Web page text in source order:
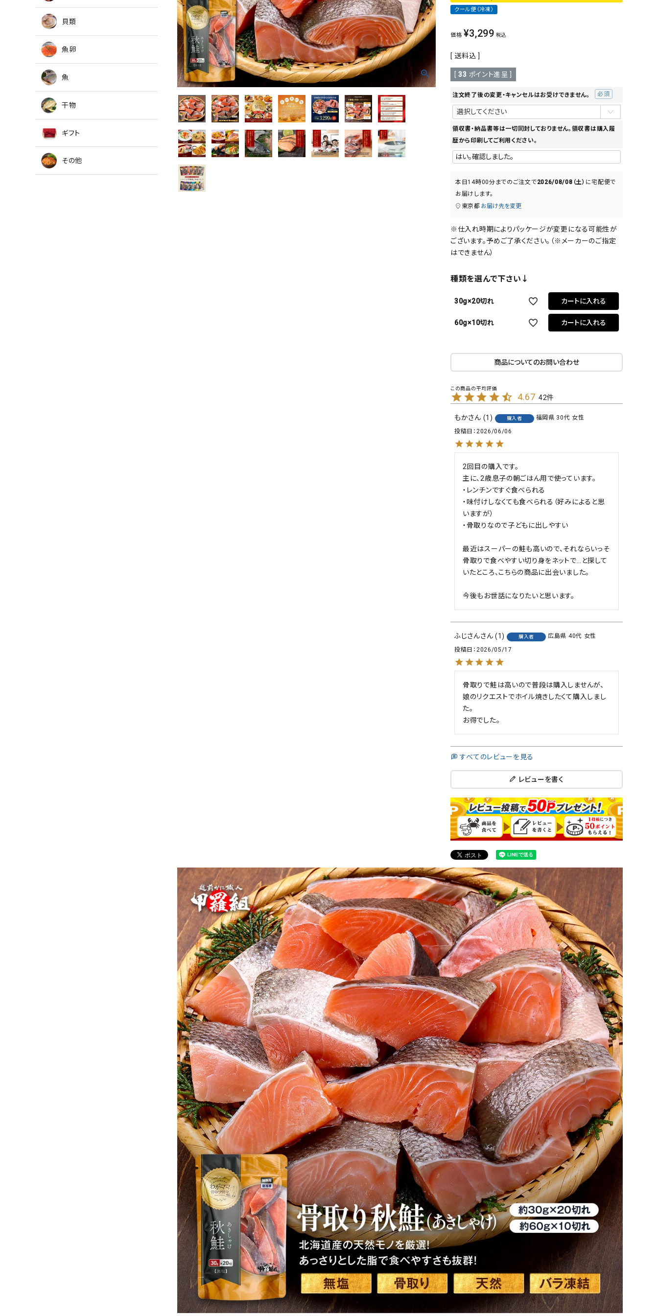
貝類
魚卵
魚
干物
ギフト
その他
クール便（冷凍）
価格 ¥3,299 税込
送料込
[ 33 ポイント進呈 ]
注文終了後の変更・キャンセルはお受けできません。
(必
領収書・納品書等は一切同封しておりません。領収書は購入履
歴から印刷してご利用ください。
本日14時00分 までのご注文で2026/08/08（土） に宅配便で
お届けします。
東京都 お届け先を変更
※仕入れ時期によりパッケージが変更になる可能性が
ございます。予めご了承ください。（※メーカーのご指定
はできません）
種類を選んで下さい↓
30g×20切れ カートに入れる
60g×10切れ カートに入れる
商品についてのお問い合わせ
4.67 42
もか 1 購入者 福岡県 30代 女性
投稿日
2026/06/06
2回目の購入です。
主に、2歳息子の朝ごはん用で使っています。
・レンチンですぐ食べられる
・味付けしなくても食べられる（好みによると思
いますが）
・骨取りなので子どもに出しやすい
最近はスーパーの鮭も高いので、それならいっそ
骨取りで食べやすい切り身をネットで…と探して
いたところ、こちらの商品に出会いました。
今後もお世話になりたいと思います。
ふじさん 1 購入者 広島県 40代 女性
投稿日
2026/05/17
骨取りで鮭は高いので普段は購入しませんが、
娘のリクエストでホイル焼きしたくて購入しまし
た。
お得でした。
すべてのレビューを見る
レビューを書く